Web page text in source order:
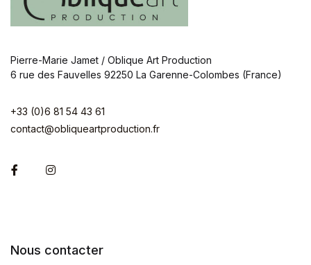
Pierre-Marie Jamet / Oblique Art Production
6 rue des Fauvelles 92250 La Garenne-Colombes (France)
+33 (0)6 81 54 43 61
contact@obliqueartproduction.fr
FacebookInstagram
Nous contacter